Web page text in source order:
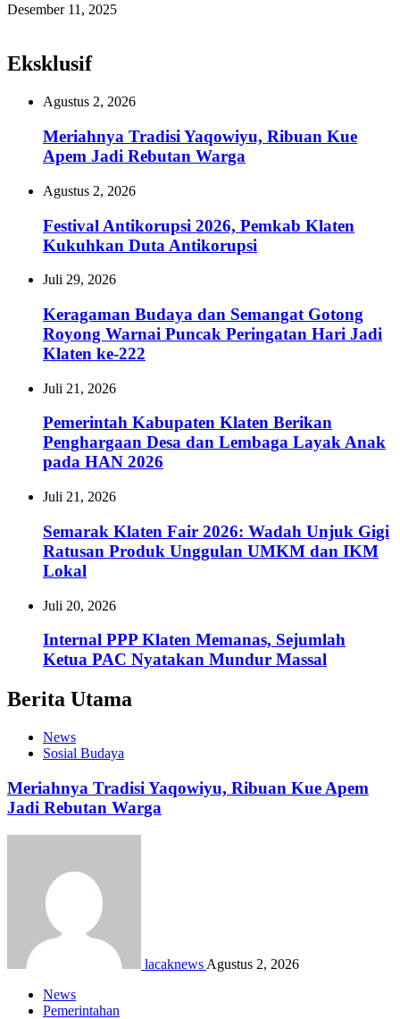
Desember 11, 2025
Eksklusif
Agustus 2, 2026
Meriahnya Tradisi Yaqowiyu, Ribuan Kue
Apem Jadi Rebutan Warga
Agustus 2, 2026
Festival Antikorupsi 2026, Pemkab Klaten
Kukuhkan Duta Antikorupsi
Juli 29, 2026
Keragaman Budaya dan Semangat Gotong
Royong Warnai Puncak Peringatan Hari Jadi
Klaten ke-222
Juli 21, 2026
Pemerintah Kabupaten Klaten Berikan
Penghargaan Desa dan Lembaga Layak Anak
pada HAN 2026
Juli 21, 2026
Semarak Klaten Fair 2026: Wadah Unjuk Gigi
Ratusan Produk Unggulan UMKM dan IKM
Lokal
Juli 20, 2026
Internal PPP Klaten Memanas, Sejumlah
Ketua PAC Nyatakan Mundur Massal
Berita Utama
News
Sosial Budaya
Meriahnya Tradisi Yaqowiyu, Ribuan Kue Apem
Jadi Rebutan Warga
lacaknews Agustus 2, 2026
News
Pemerintahan